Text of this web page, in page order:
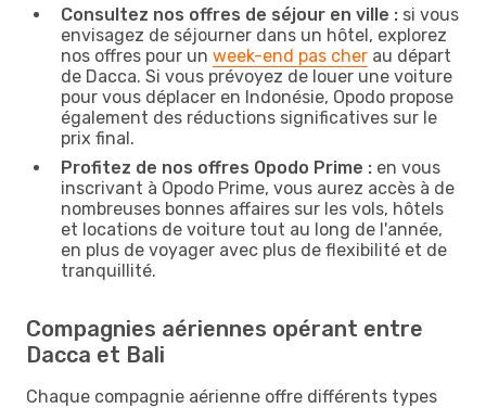
Consultez nos offres de séjour en ville : si vous
envisagez de séjourner dans un hôtel, explorez
nos offres pour un week-end pas cher au départ
de Dacca. Si vous prévoyez de louer une voiture
pour vous déplacer en Indonésie, Opodo propose
également des réductions significatives sur le
prix final.
Profitez de nos offres Opodo Prime : en vous
inscrivant à Opodo Prime, vous aurez accès à de
nombreuses bonnes affaires sur les vols, hôtels
et locations de voiture tout au long de l'année,
en plus de voyager avec plus de flexibilité et de
tranquillité.
Compagnies aériennes opérant entre
Dacca et Bali
Chaque compagnie aérienne offre différents types